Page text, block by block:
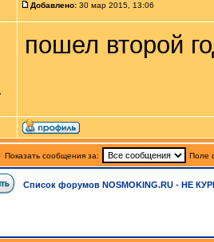
Добавлено: 30 мар 2015, 13:06
пошел второй
Показать сообщения за: Поле
Список форумов NOSMOKING.RU - НЕ